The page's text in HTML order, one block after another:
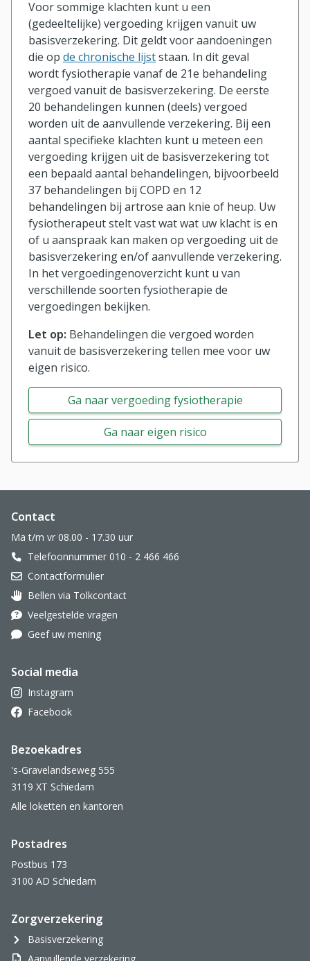
Voor sommige klachten kunt u een
(gedeeltelijke) vergoeding krijgen vanuit uw
basisverzekering. Dit geldt voor aandoeningen
die op de chronische lijststaan. In dit geval
wordt fysiotherapie vanaf de 21e behandeling
vergoed vanuit de basisverzekering. De eerste
20 behandelingen kunnen (deels) vergoed
worden uit de aanvullende verzekering. Bij een
aantal specifieke klachten kunt u meteen een
vergoeding krijgen uit de basisverzekering tot
een bepaald aantal behandelingen, bijvoorbeeld
37 behandelingen bij COPD en 12
behandelingen bij artrose aan knie of heup. Uw
fysiotherapeut stelt vast wat wat uw klacht is en
of u aanspraak kan maken op vergoeding uit de
basisverzekering en/of aanvullende verzekering.
In het vergoedingenoverzicht kunt u van
verschillende soorten fysiotherapie de
vergoedingen bekijken.
Let op: Behandelingen die vergoed worden
vanuit de basisverzekering tellen mee voor uw
eigen risico.
Ga naar vergoeding fysiotherapie
Ga naar eigen risico
Website footer
Contact
Ma t/m vr 08.00 - 17.30 uur
Telefoonnummer 010 - 2 466 466
Contactformulier
Oor met hoortoestel
Bellen via Tolkcontact
Veelgestelde vragen
Geef uw mening
Social media
Instagram
Facebook
Bezoekadres
's-Gravelandseweg 555
3119 XT Schiedam
Alle loketten en kantoren
Postadres
Postbus 173
3100 AD Schiedam
Zorgverzekering
Basisverzekering